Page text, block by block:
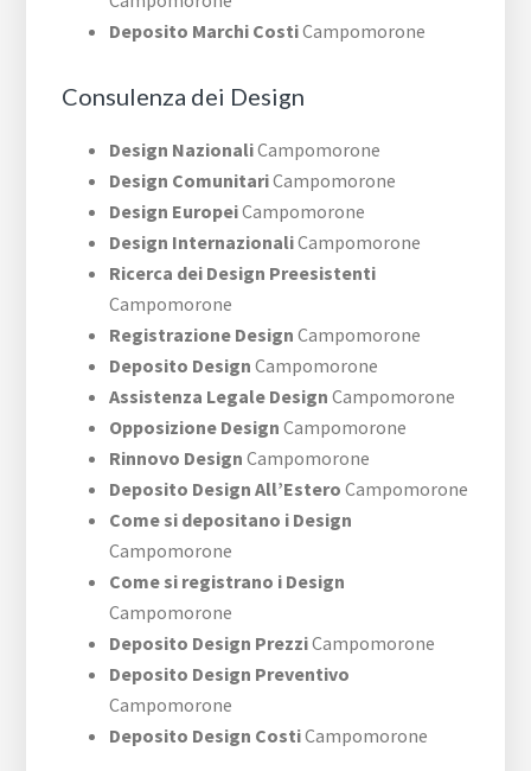
Deposito Marchi CostiCampomorone
Consulenza dei Design
Design NazionaliCampomorone
Design ComunitariCampomorone
Design EuropeiCampomorone
Design InternazionaliCampomorone
Ricerca dei Design Preesistenti
Campomorone
Registrazione Design Campomorone
Deposito Design Campomorone
Assistenza Legale Design Campomorone
Opposizione Design Campomorone
Rinnovo Design Campomorone
Deposito Design All’Estero Campomorone
Come si depositano i Design
Campomorone
Come si registrano i Design
Campomorone
Deposito Design PrezziCampomorone
Deposito Design Preventivo
Campomorone
Deposito Design CostiCampomorone